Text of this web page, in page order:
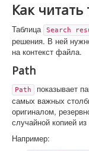
Как читать
Таблица Search
решения. В ней
на контекст файла.
Path
Path
показывает
самых важных
оригиналом,
случайной копией из
Например: